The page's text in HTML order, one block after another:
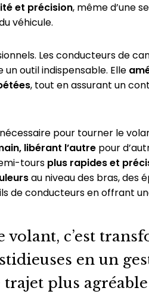
et précision, même d’une
véhicule.
Les conducteurs de
outil indispensable. Elle
, tout en assurant un
nécessaire pour tourner le
libérant l’autre pour
tours plus rapides et
au niveau des bras, des
de conducteurs en offrant
volant, c’est
en un
plus